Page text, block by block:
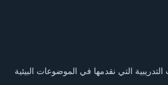
التي نقدمها في الموضوعات البيئية